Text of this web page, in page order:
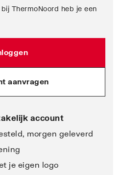
ThermoNoord heb je een
aanvragen
account
morgen geleverd
je eigen logo